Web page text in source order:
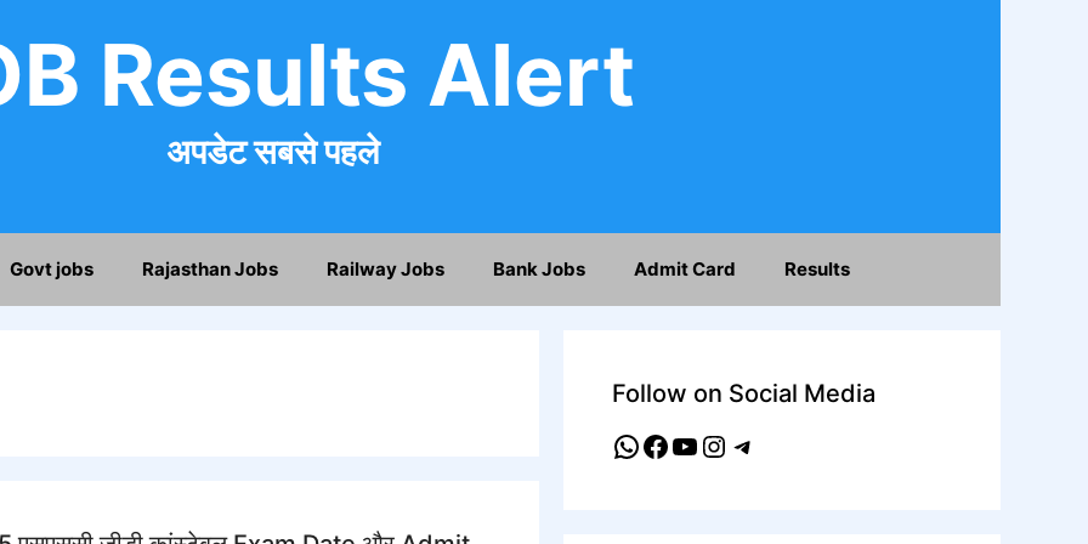
Results Alert
अपडेट सबसे पहले
Govt jobs Rajasthan Jobs Railway Jobs Bank Jobs Admit Card Results
Follow on Social Media
WhatsApp
Facebook
YouTube
Instagram
Telegram